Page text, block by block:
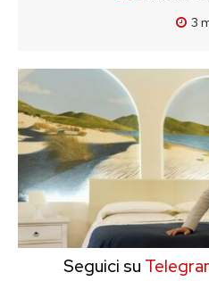
3
Seguici su